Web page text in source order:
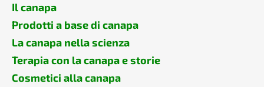
Il canapa
Prodotti a base di canapa
La canapa nella scienza
Terapia con la canapa e storie
Cosmetici alla canapa